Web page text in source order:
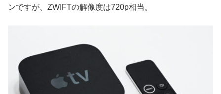
ンですが、ZWIFTの解像度は720p相当。